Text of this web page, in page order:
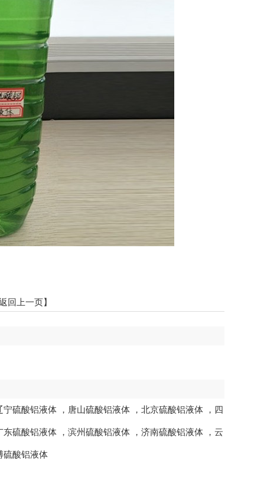
返回上一页】
宁硫酸铝液体 ， 唐山硫酸铝液体 ， 北京硫酸铝液体 ， 四
东硫酸铝液体 ， 滨州硫酸铝液体 ， 济南硫酸铝液体 ， 云
硫酸铝液体